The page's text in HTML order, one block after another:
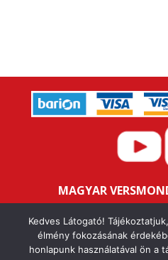
MAGYAR
Bankszámlaszám:
Adószám:
Kedves Látogató!
élmény fokozásának
honlapunk használatával ön a